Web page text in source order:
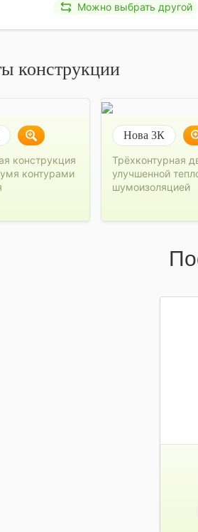
Можно выбрать другой
конструкции
конструкция
контурами
Нова 3К
Трёхконтурная
улучшенной
шумоизоляцией